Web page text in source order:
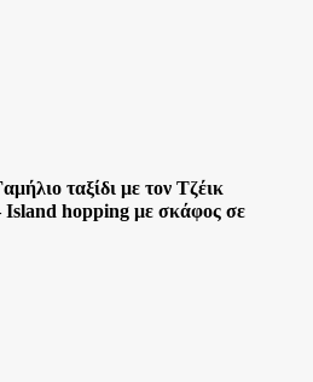
ταξίδι με τον Τζέικ
Island hopping με σκάφος σε